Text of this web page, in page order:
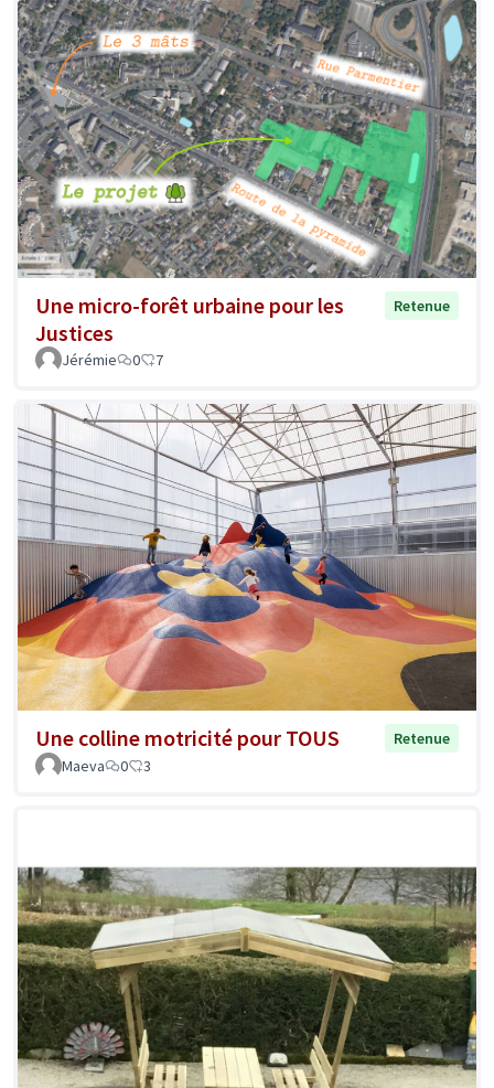
Une micro-forêt urbaine pour les
Justices
Retenue
Jérémie 0 7
Une colline motricité pour TOUS
Retenue
Maeva
0 3